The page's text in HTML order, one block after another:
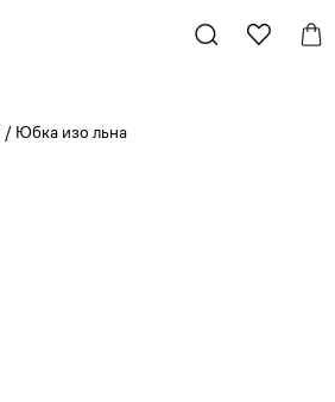
/ Юбка изо льна